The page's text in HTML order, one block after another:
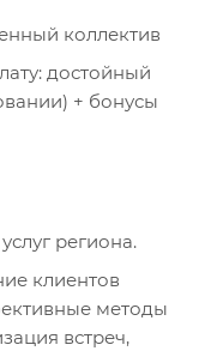
коллектив
достойный
+ бонусы
региона.
клиентов
методы
встреч,